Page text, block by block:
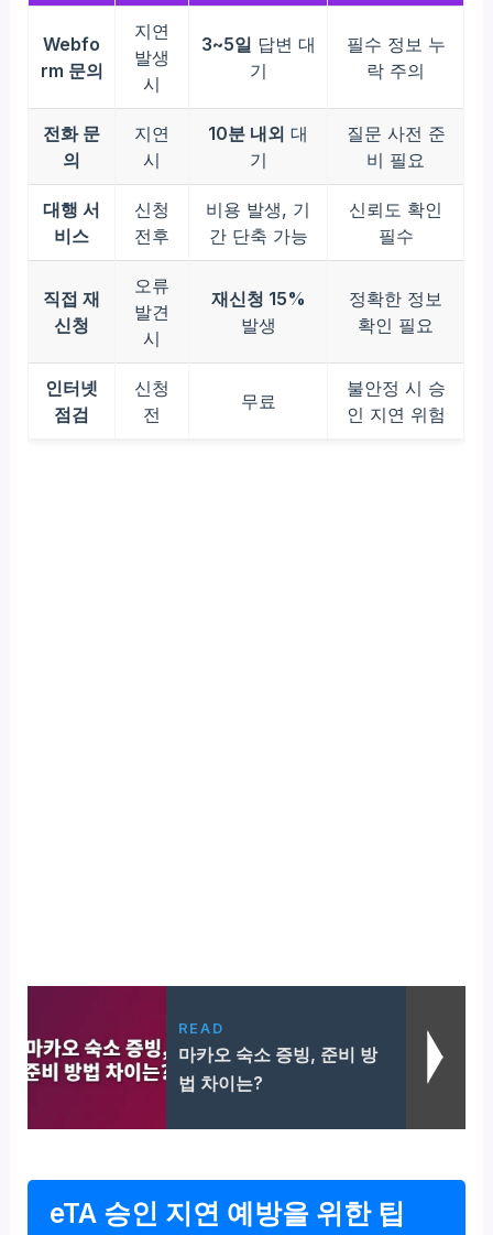
Webfo
rm 문의
지연
발생
시
3~5일 답변 대
기
필수 정보 누
락 주의
전화 문
의
지연
시
10분 내외 대
기
질문 사전 준
비 필요
대행 서
비스
신청
전후
비용 발생, 기
간 단축 가능
신뢰도 확인
필수
직접 재
신청
오류
발견
시
재신청 15%
발생
정확한 정보
확인 필요
인터넷
점검
신청
전
무료
불안정 시 승
인 지연 위험
READ
마카오 숙소 증빙, 준비 방
법 차이는?
eTA 승인 지연 예방을 위한 팁